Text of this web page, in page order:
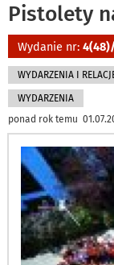
Pistolety
Wydanie nr:
WYDARZENIA I
WYDARZENIA
ponad rok temu